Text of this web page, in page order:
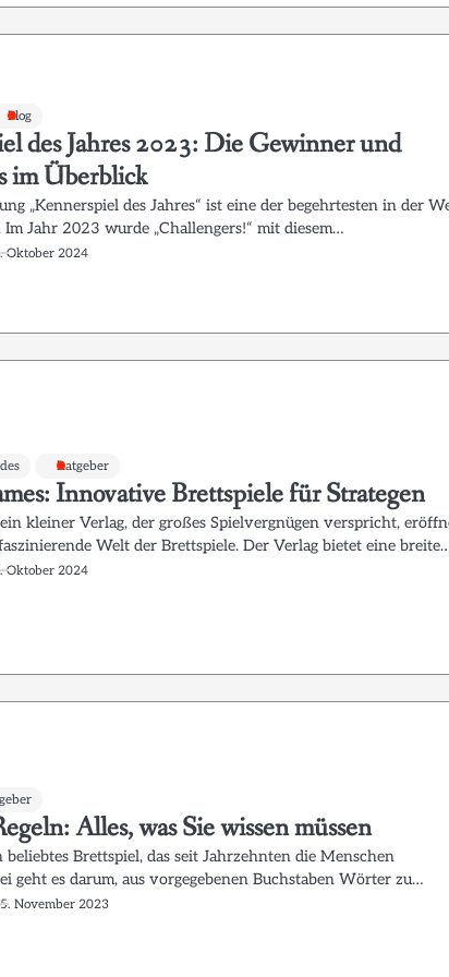
Blog
des Jahres 2023: Die Gewinner und
im Überblick
„Kennerspiel des Jahres“ ist eine der begehrtesten in der
Im Jahr 2023 wurde „Challengers!“ mit diesem…
Oktober 2024
Ratgeber
Innovative Brettspiele für Strategen
ein kleiner Verlag, der großes Spielvergnügen verspricht,
Welt der Brettspiele. Der Verlag bietet eine
Oktober 2024
Alles, was Sie wissen müssen
beliebtes Brettspiel, das seit Jahrzehnten die Menschen
geht es darum, aus vorgegebenen Buchstaben Wörter zu…
November 2023